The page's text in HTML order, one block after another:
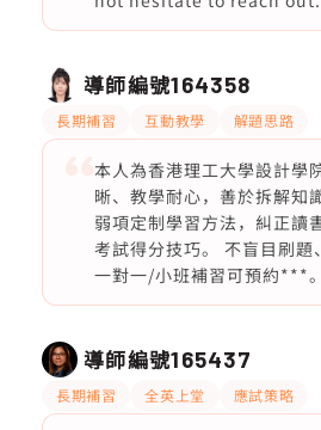
導師編號164358
長期補習 互動教學 解題思路
本人為香港理工大學設計學
晰、教學耐心，善於拆解知
弱項定制學習方法，糾正讀
考試得分技巧。 不盲目刷題
一對一/小班補習可預約***。
導師編號165437
長期補習 全英上堂 應試策略